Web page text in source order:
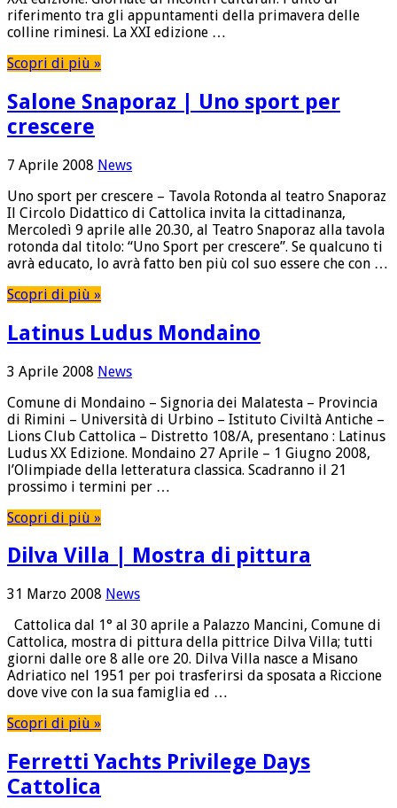
riferimento tra gli appuntamenti della primavera delle
colline riminesi. La XXI edizione …
Scopri di più »
Salone Snaporaz | Uno sport per
crescere
7 Aprile 2008 News
Uno sport per crescere – Tavola Rotonda al teatro Snaporaz
Il Circolo Didattico di Cattolica invita la cittadinanza,
Mercoledì 9 aprile alle 20.30, al Teatro Snaporaz alla tavola
rotonda dal titolo: “Uno Sport per crescere”. Se qualcuno ti
avrà educato, lo avrà fatto ben più col suo essere che con …
Scopri di più »
Latinus Ludus Mondaino
3 Aprile 2008 News
Comune di Mondaino – Signoria dei Malatesta – Provincia
di Rimini – Università di Urbino – Istituto Civiltà Antiche –
Lions Club Cattolica – Distretto 108/A, presentano : Latinus
Ludus XX Edizione. Mondaino 27 Aprile – 1 Giugno 2008,
l’Olimpiade della letteratura classica. Scadranno il 21
prossimo i termini per …
Scopri di più »
Dilva Villa | Mostra di pittura
31 Marzo 2008 News
Cattolica dal 1° al 30 aprile a Palazzo Mancini, Comune di
Cattolica, mostra di pittura della pittrice Dilva Villa; tutti
giorni dalle ore 8 alle ore 20. Dilva Villa nasce a Misano
Adriatico nel 1951 per poi trasferirsi da sposata a Riccione
dove vive con la sua famiglia ed …
Scopri di più »
Ferretti Yachts Privilege Days
Cattolica